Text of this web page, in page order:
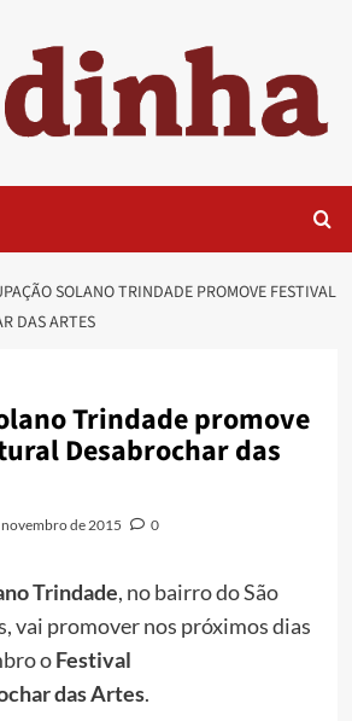
SOLANO TRINDADE PROMOVE FESTIVAL
DAS ARTES
Trindade promove
Desabrochar das
novembro de 2015 0
Trindade, no bairro do São
vai promover nos próximos dias
oFestival
das Artes.